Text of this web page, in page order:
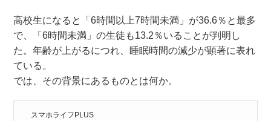
高校生になると「6時間以上7時間未満」が36.6％と最多
で、「6時間未満」の生徒も13.2％いることが判明し
た。年齢が上がるにつれ、睡眠時間の減少が顕著に表れ
ている。
では、その背景にあるものとは何か。
スマホライフPLUS